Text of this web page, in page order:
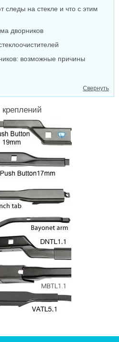
следы на стекле и что с этим
дворников
возможные причины
Свернуть